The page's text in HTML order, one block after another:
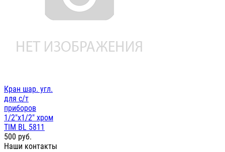
Кран шар. угл.
для с/т
приборов
1/2"х1/2" хром
TIM BL 5811
500 руб.
Наши контакты